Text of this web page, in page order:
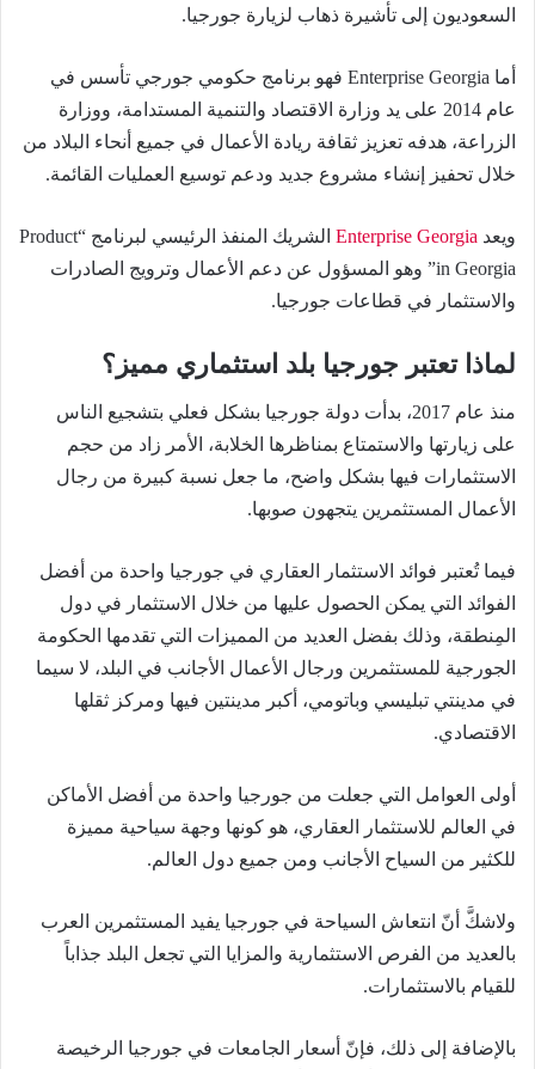
السعوديون إلى تأشيرة ذهاب لزيارة جورجيا.
أما Enterprise Georgia فهو برنامج حكومي جورجي تأسس في
عام 2014 على يد وزارة الاقتصاد والتنمية المستدامة، ووزارة
الزراعة، هدفه تعزيز ثقافة ريادة الأعمال في جميع أنحاء البلاد من
خلال تحفيز إنشاء مشروع جديد ودعم توسيع العمليات القائمة.
ويعد Enterprise Georgia
الشريك المنفذ الرئيسي لبرنامج “Product
in Georgia” وهو المسؤول عن دعم الأعمال وترويج الصادرات
والاستثمار في قطاعات جورجيا.
لماذا تعتبر جورجيا بلد استثماري مميز؟
منذ عام 2017، بدأت دولة جورجيا بشكل فعلي بتشجيع الناس
على زيارتها والاستمتاع بمناظرها الخلابة، الأمر زاد من حجم
الاستثمارات فيها بشكل واضح، ما جعل نسبة كبيرة من رجال
الأعمال المستثمرين يتجهون صوبها.
فيما تُعتبر فوائد الاستثمار العقاري في جورجيا واحدة من أفضل
الفوائد التي يمكن الحصول عليها من خلال الاستثمار في دول
المِنطقة، وذلك بفضل العديد من المميزات التي تقدمها الحكومة
الجورجية للمستثمرين ورجال الأعمال الأجانب في البلد، لا سيما
في مدينتي تبليسي وباتومي، أكبر مدينتين فيها ومركز ثقلها
الاقتصادي.
أولى العوامل التي جعلت من جورجيا واحدة من أفضل الأماكن
في العالم للاستثمار العقاري، هو كونها وجهة سياحية مميزة
للكثير من السياح الأجانب ومن جميع دول العالم.
ولاشكَّ أنّ انتعاش السياحة في جورجيا يفيد المستثمرين العرب
بالعديد من الفرص الاستثمارية والمزايا التي تجعل البلد جذاباً
للقيام بالاستثمارات.
بالإضافة إلى ذلك، فإنّ أسعار الجامعات في جورجيا الرخيصة